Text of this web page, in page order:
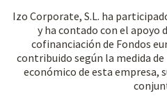
Izo Corporate, S.L. ha
y ha contado con el apoyo
cofinanciación de Fondos
contribuido según la medida
económico de esta empresa,